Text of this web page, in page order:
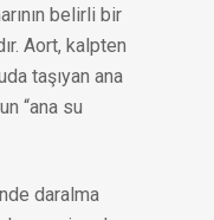
belirli bir
Aort, kalpten
taşıyan ana
“ana su
daralma